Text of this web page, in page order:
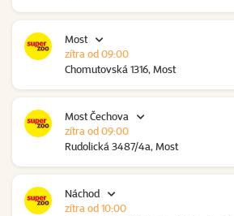
Most
Chomutovská 1316, Most
zítra od 09:00
Most Čechova
Rudolická 3487/4a, Most
zítra od 09:00
Náchod
zítra od 10:00